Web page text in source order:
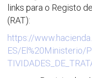
links para o Registo
(RAT):
https://
ES/El%20Ministerio/